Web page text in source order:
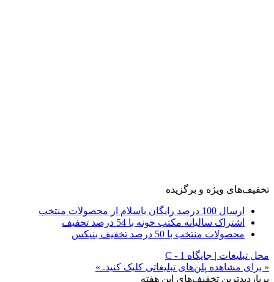
تخفیف‌های ویژه و برگزیده
ارسال 100 درصد رایگان باسلام از محصولات منتخب
اشتراک سالیانه مکتب خونه با 54 درصد تخفیف
محصولات منتخب با 50 درصد تخفیف بنیکس
محل تبلیغات | جایگاه C - 1
« برای مشاهده پلن‌های تبلیغاتی کلیک کنید. »
پربازدیدترین تخفیف‌های این هفته